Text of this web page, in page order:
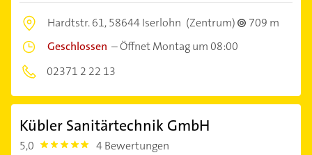
Hardtstr. 61,58644 Iserlohn (Zentrum)
709 m
Geschlossen –Öffnet Montag um 08:00
02371 2 22 13
Kübler Sanitärtechnik GmbH
5,0 5.0 4 Bewertungen